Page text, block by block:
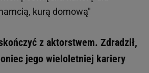
kurą domową"
z aktorstwem. Zdradził,
jego wieloletniej kariery